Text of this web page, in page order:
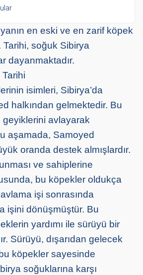
en eski ve en zarif köpek
Tarihi, soğuk Sibirya
dayanmaktadır.
isimleri, Sibirya’da
halkından gelmektedir. Bu
geyiklerini avlayarak
aşamada, Samoyed
oranda destek almışlardır.
ve sahiplerine
bu köpekler oldukça
işi sonrasında
işini dönüşmüştür. Bu
yardımı ile sürüyü bir
Sürüyü, dışarıdan gelecek
bu köpekler sayesinde
soğuklarına karşı